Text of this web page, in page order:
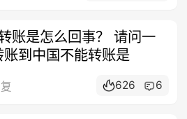
账是怎么回事？ 请问一
到中国不能转账是
626 6